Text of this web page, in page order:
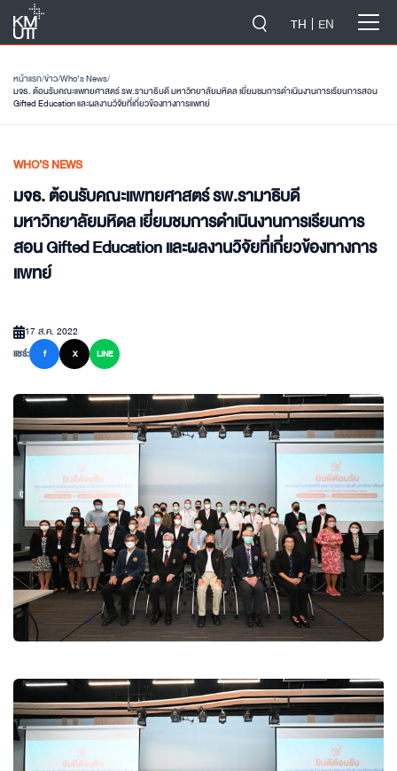
TH EN
หน้าแรก/ข่าว/Who’s News/
มจธ. ต้อนรับคณะแพทยศาสตร์ รพ.รามาธิบดี มหาวิทยาลัยมหิดล เยี่ยมชมการดำเนินงานการเรียนการสอน
Gifted Education และผลงานวิจัยที่เกี่ยวข้องทางการแพทย์
WHO’S NEWS
มจธ. ต้อนรับคณะแพทยศาสตร์ รพ.รามาธิบดี
มหาวิทยาลัยมหิดล เยี่ยมชมการดำเนินงานการเรียนการ
สอน Gifted Education และผลงานวิจัยที่เกี่ยวข้องทางการ
แพทย์
17 ส.ค. 2022
แชร์:
f X LINE